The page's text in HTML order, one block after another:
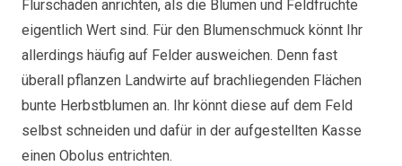
Flurschaden anrichten, als die Blumen und Feldfrüchte
eigentlich Wert sind. Für den Blumenschmuck könnt Ihr
allerdings häufig auf Felder ausweichen. Denn fast
überall pflanzen Landwirte auf brachliegenden Flächen
bunte Herbstblumen an. Ihr könnt diese auf dem Feld
selbst schneiden und dafür in der aufgestellten Kasse
einen Obolus entrichten.